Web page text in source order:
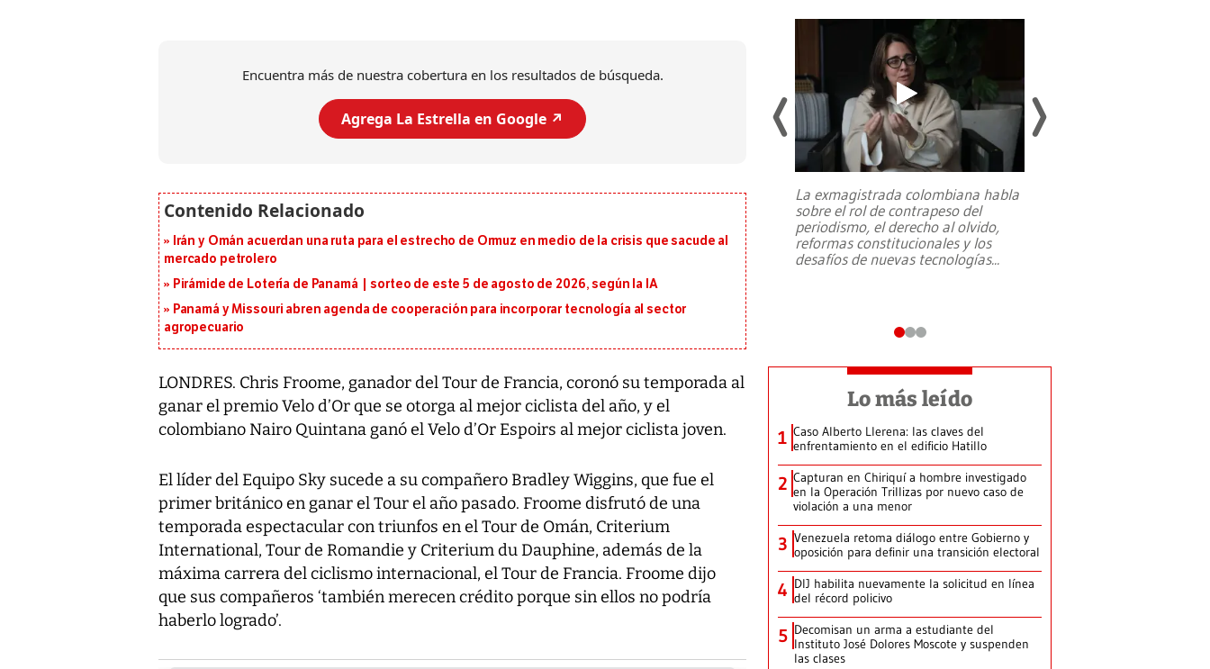
Encuentra más de nuestra cobertura en los resultados de búsqueda.
Agrega La Estrella en Google ↗️
Irán y Omán acuerdan una ruta para el estrecho de Ormuz en medio de la crisis que sacude al
mercado petrolero
Pirámide de Lotería de Panamá | sorteo de este 5 de agosto de 2026, según la IA
Panamá y Missouri abren agenda de cooperación para incorporar tecnología al sector
agropecuario
LONDRES. Chris Froome, ganador del Tour de Francia, coronó su temporada al
ganar el premio Velo d’Or que se otorga al mejor ciclista del año, y el
colombiano Nairo Quintana ganó el Velo d’Or Espoirs al mejor ciclista joven.
El líder del Equipo Sky sucede a su compañero Bradley Wiggins, que fue el
primer británico en ganar el Tour el año pasado. Froome disfrutó de una
temporada espectacular con triunfos en el Tour de Omán, Criterium
International, Tour de Romandie y Criterium du Dauphine, además de la
máxima carrera del ciclismo internacional, el Tour de Francia. Froome dijo
que sus compañeros ‘también merecen crédito porque sin ellos no podría
haberlo logrado’.
al sur de Japón, provocando una
La exmagistrada colombiana habla
sobre el rol de contrapeso del
periodismo, el derecho al olvido,
reformas constitucionales y los
desafíos de nuevas tecnologías...
Lo más leído
1 Caso Alberto Llerena: las claves del
enfrentamiento en el edificio Hatillo
2 Capturan en Chiriquí a hombre investigado
en la Operación Trillizas por nuevo caso de
violación a una menor
3 Venezuela retoma diálogo entre Gobierno y
oposición para definir una transición electoral
4 DIJ habilita nuevamente la solicitud en línea
del récord policivo
5 Decomisan un arma a estudiante del
Instituto José Dolores Moscote y suspenden
las clases